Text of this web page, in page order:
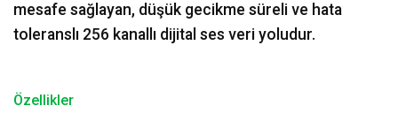
mesafe sağlayan, düşük gecikme süreli ve hata
toleranslı 256 kanallı dijital ses veri yoludur.
Özellikler